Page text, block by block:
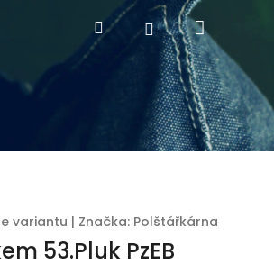
HledatPřihlášeníNákupní
košík
variantu | Značka: Polštářkárna
53.Pluk PzEB